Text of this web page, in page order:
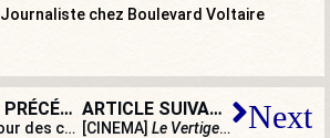
Journaliste chez Boulevard Voltaire
ARTICLE PRÉCÉDENT
[ÉDITO] Cour des comptes : nos grands chantiers patrimoniaux risquent « l’impasse financière » !
ARTICLE SUIVANT
[CINEMA] Le Vertige, la blague de
Next